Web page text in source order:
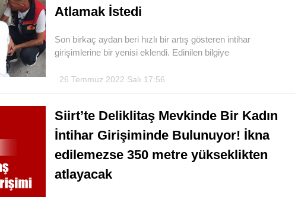
Atlamak İstedi
Son birkaç aydan beri hızlı bir artış gösteren intihar
girişimlerine bir yenisi eklendi. Edinilen bilgiye
26 Temmuz 2022 Salı 17:56
Siirt’te Deliklitaş Mevkinde Bir Kadın
İntihar Girişiminde Bulunuyor! İkna
edilemezse 350 metre yükseklikten
atlayacak